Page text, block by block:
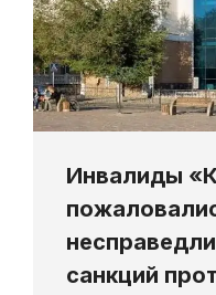
Инвалиды
санкций